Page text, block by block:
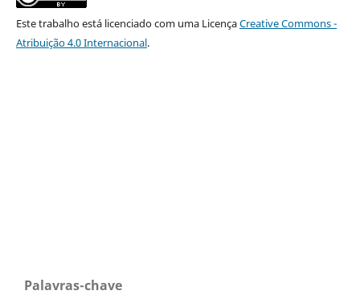
Este trabalho está licenciado com uma LicençaCreative Commons -
Atribuição 4.0 Internacional.
Palavras-chave